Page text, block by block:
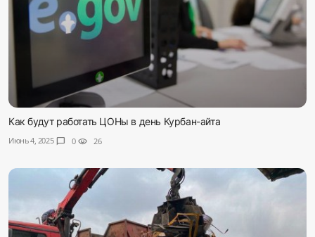
Как будут работать ЦОНы в день Курбан-айта
Июнь 4, 2025 chat_bubble 0 visibility 26